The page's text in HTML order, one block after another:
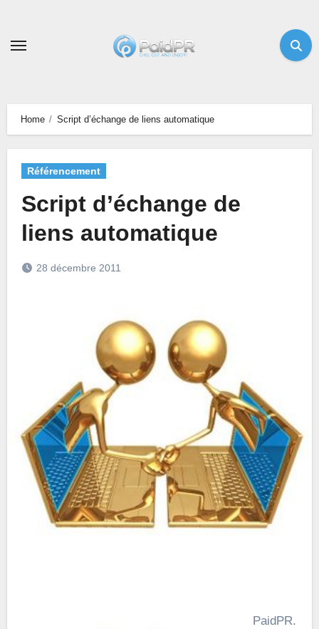
content
Home Script d’échange de liens automatique
Référencement
Script d’échange de
liens automatique
28 décembre 2011
PaidPR.